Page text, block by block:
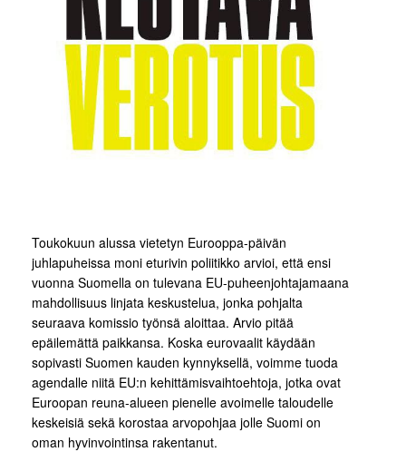
Toukokuun alussa vietetyn Eurooppa-päivän
juhlapuheissa moni eturivin poliitikko arvioi, että ensi
vuonna Suomella on tulevana EU-puheenjohtajamaana
mahdollisuus linjata keskustelua, jonka pohjalta
seuraava komissio työnsä aloittaa. Arvio pitää
epäilemättä paikkansa. Koska eurovaalit käydään
sopivasti Suomen kauden kynnyksellä, voimme tuoda
agendalle niitä EU:n kehittämisvaihtoehtoja, jotka ovat
Euroopan reuna-alueen pienelle avoimelle taloudelle
keskeisiä sekä korostaa arvopohjaa jolle Suomi on
oman hyvinvointinsa rakentanut.